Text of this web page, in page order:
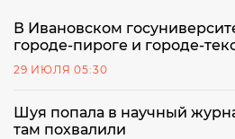
В Ивановском
городе-пироге и городе-
29 ИЮЛЯ 05:30
Шуя попала в научный
там похвалили